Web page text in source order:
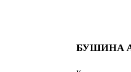
БУШИНА